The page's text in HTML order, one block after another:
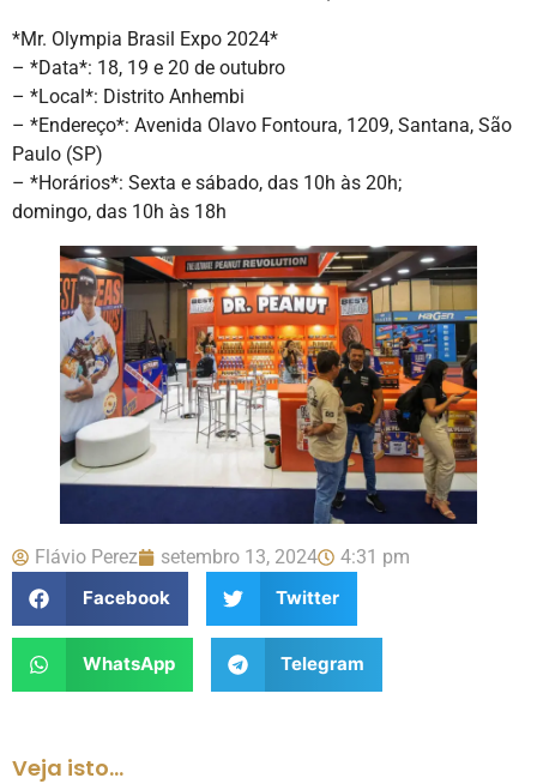
*Mr. Olympia Brasil Expo 2024*
– *Data*: 18, 19 e 20 de outubro
– *Local*: Distrito Anhembi
– *Endereço*: Avenida Olavo Fontoura, 1209, Santana, São
Paulo (SP)
– *Horários*: Sexta e sábado, das 10h às 20h;
domingo, das 10h às 18h
Flávio Perez setembro 13, 2024
4:31 pm
Facebook
Twitter
WhatsApp Telegram
Veja isto...